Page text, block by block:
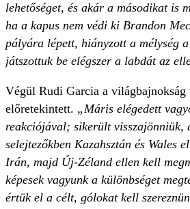
lehetőséget, és akár a másodikat is
ha a kapus nem védi ki Brandon
pályára lépett, hiányzott a mélység
játszottuk be elégszer a labdát az
Végül Rudi Garcia a világbajnokság
előretekintett. „Máris elégedett
reakciójával; sikerült visszajönniük,
selejtezőkben Kazahsztán és Wales
Irán, majd Új-Zéland ellen kell
képesek vagyunk a különbséget
értük el a célt, gólokat kell